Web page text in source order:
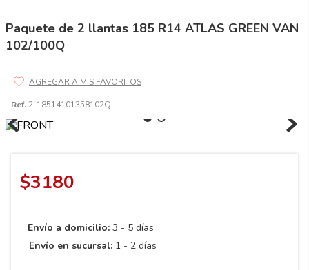
Paquete de 2 llantas 185 R14 ATLAS GREEN VAN
102/100Q
Ref. 2-18514101358102Q
$3180
Envío a domicilio: 3 - 5 días
Envío en sucursal: 1 - 2 días
6 205